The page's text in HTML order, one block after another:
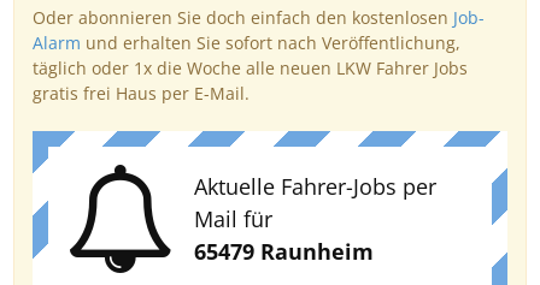
Oder abonnieren Sie doch einfach den kostenlosen Job-
Alarm und erhalten Sie sofort nach Veröffentlichung,
täglich oder 1x die Woche alle neuen LKW Fahrer Jobs
gratis frei Haus per E-Mail.
Aktuelle Fahrer-Jobs per
Mail für
65479 Raunheim